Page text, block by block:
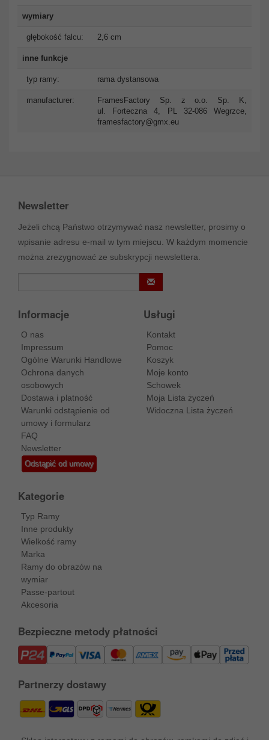
wymiary
głębokość falcu: 2,6 cm
inne funkcje
typ ramy: rama dystansowa
manufacturer:
FramesFactory Sp. z o.o. Sp. K,
ul. Forteczna 4, PL 32-086 Wegrzce,
framesfactory@gmx.eu
Newsletter
Jeżeli chcą Państwo otrzymywać nasz newsletter, prosimy o
wpisanie adresu e-mail w tym miejscu. W każdym momencie
można zrezygnować ze subskrypcji newslettera.
Informacje
O nas
Impressum
Ogólne Warunki Handlowe
Ochrona danych
osobowych
Dostawa i platność
Warunki odstąpienie od
umowy i formularz
FAQ
Newsletter
Odstąpić od umowy
Usługi
Kontakt
Pomoc
Koszyk
Moje konto
Schowek
Moja Lista życzeń
Widoczna Lista życzeń
Kategorie
Typ Ramy
Inne produkty
Wielkość ramy
Marka
Ramy do obrazów na
wymiar
Passe-partout
Akcesoria
Bezpieczne metody płatności
Partnerzy dostawy